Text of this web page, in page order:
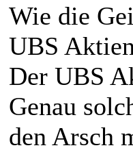
Wie die
UBS Aktien
Der UBS
Genau
den Arsch